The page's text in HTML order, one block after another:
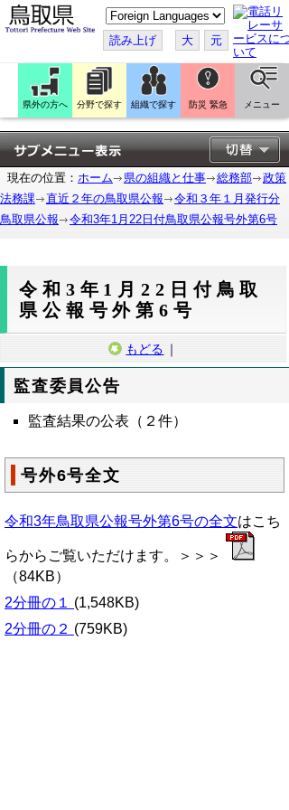
こ
の
ペ
ー
ジ
翻
訳
す
る
読み上げ 大 元
県外の方へ 分野で探す 組織で探す 防災 緊急 メニュー
現在の位置： ホーム 県の組織と仕事 総務部
政策
法務課
直近２年の鳥取県公報
令和３年１月発行分
鳥取県公報
令和3年1月22日付鳥取県公報号外第6号
令和3年1月22日付鳥取
県公報号外第6号
もどる ｜
監査委員公告
監査結果の公表（２件）
号外6号全文
令和3年鳥取県公報号外第6号の全文はこち
らからご覧いただけます。＞＞＞
（84KB）
2分冊の１ (1,548KB)
2分冊の２ (759KB)